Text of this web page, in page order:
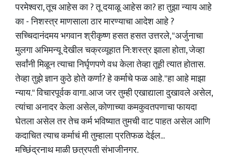
परमेश्वरा, तूच आहेस का ? तू दयाळू आहेस का? हा तुझा न्याय आहे
का - निशस्त्र माणसाला ठार मारण्याचा आदेश आहे ?
सच्चिदानंदमय भगवान श्रीकृष्ण हसत हसत उत्तरले, "अर्जुनाचा
मुलगा अभिमन्यू देखील चक्रव्यूहात नि:शस्त्र झाला होता, जेव्हा
सर्वांनी मिळून त्याचा निर्घृणपणे वध केला तेव्हा तूही त्यात होतास.
तेव्हा तुझे ज्ञान कुठे होते कर्णा? हे कर्माचे फळ आहे. "हा आहे माझा
न्याय." विचारपूर्वक वागा. आज जर तुम्ही एखाद्याला दुखावले असेल,
त्यांचा अनादर केला असेल, कोणाच्या कमकुवतपणाचा फायदा
घेतला असेल तर तेच कर्म भविष्यात तुमची वाट पाहत असेल आणि
कदाचित त्याच कर्माचं मी तुम्हाला प्रतिफळ देईल...
मच्छिंद्रनाथ माळी छत्रपती संभाजीनगर.